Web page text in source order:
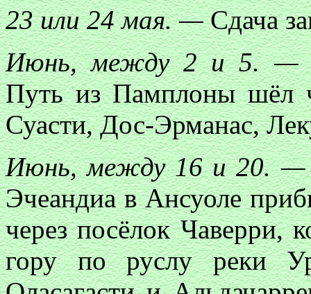
23 или 24 мая. —Сдача
Июнь, между 2 и 5. —
Путь из Памплоны шёл
Суасти, Дос-Эрманас,
Июнь, между 16 и 20. —
Эчеандиа в Ансуоле
через посёлок Чаверри,
гору по руслу реки